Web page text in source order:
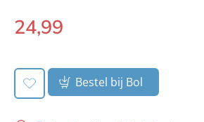
Paperback:
24,99
Bestel bij Bol